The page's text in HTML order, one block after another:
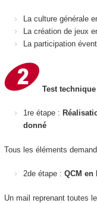
La culture générale
La création de jeux
La participation
Test technique
1re étape :
donné
Tous les éléments
2de étape : QCM en
Un mail reprenant toutes